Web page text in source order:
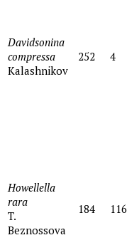
Davidsonina
compressa
Kalashnikov
252 4
Howellella
rara
T.
Beznossova
184 116